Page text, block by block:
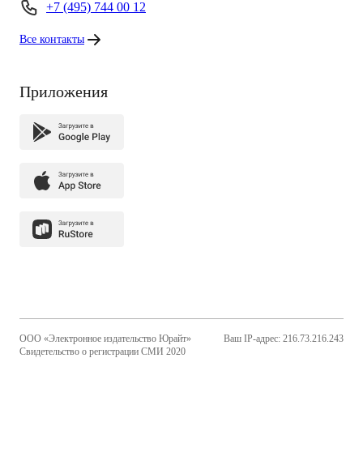
+7 (495) 744 00 12
Все контакты
Приложения
ООО «Электронное издательство Юрайт»
Свидетельство о регистрации СМИ 2020
Ваш IP-адрес: 216.73.216.243